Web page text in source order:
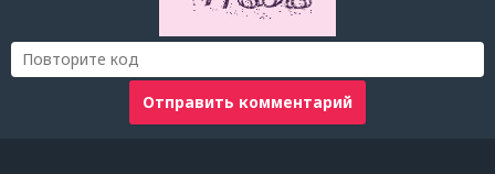
Отправить комментарий